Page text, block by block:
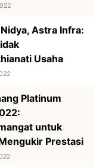
Astra Infra:
Usaha
Platinum
untuk
Prestasi